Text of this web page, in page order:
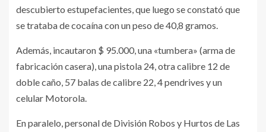
descubierto estupefacientes, que luego se constató que
se trataba de cocaína con un peso de 40,8 gramos.
Además, incautaron $ 95.000, una «tumbera» (arma de
fabricación casera), una pistola 24, otra calibre 12 de
doble caño, 57 balas de calibre 22, 4 pendrives y un
celular Motorola.
En paralelo, personal de División Robos y Hurtos de Las